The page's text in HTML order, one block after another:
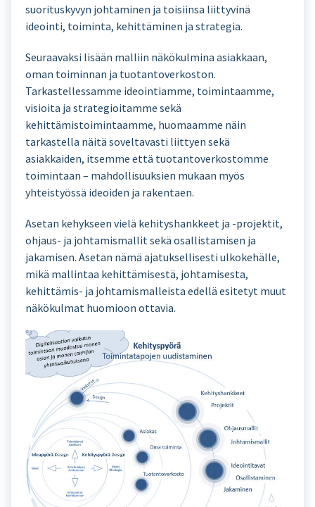
suorituskyvyn johtaminen ja toisiinsa liittyvinä
ideointi, toiminta, kehittäminen ja strategia.
Seuraavaksi lisään malliin näkökulmina asiakkaan,
oman toiminnan ja tuotantoverkoston.
Tarkastellessamme ideointiamme, toimintaamme,
visioita ja strategioitamme sekä
kehittämistoimintaamme, huomaamme näin
tarkastella näitä soveltavasti liittyen sekä
asiakkaiden, itsemme että tuotantoverkostomme
toimintaan – mahdollisuuksien mukaan myös
yhteistyössä ideoiden ja rakentaen.
Asetan kehykseen vielä kehityshankkeet ja -projektit,
ohjaus- ja johtamismallit sekä osallistamisen ja
jakamisen. Asetan nämä ajatuksellisesti ulkokehälle,
mikä mallintaa kehittämisestä, johtamisesta,
kehittämis- ja johtamismalleista edellä esitetyt muut
näkökulmat huomioon ottavia.